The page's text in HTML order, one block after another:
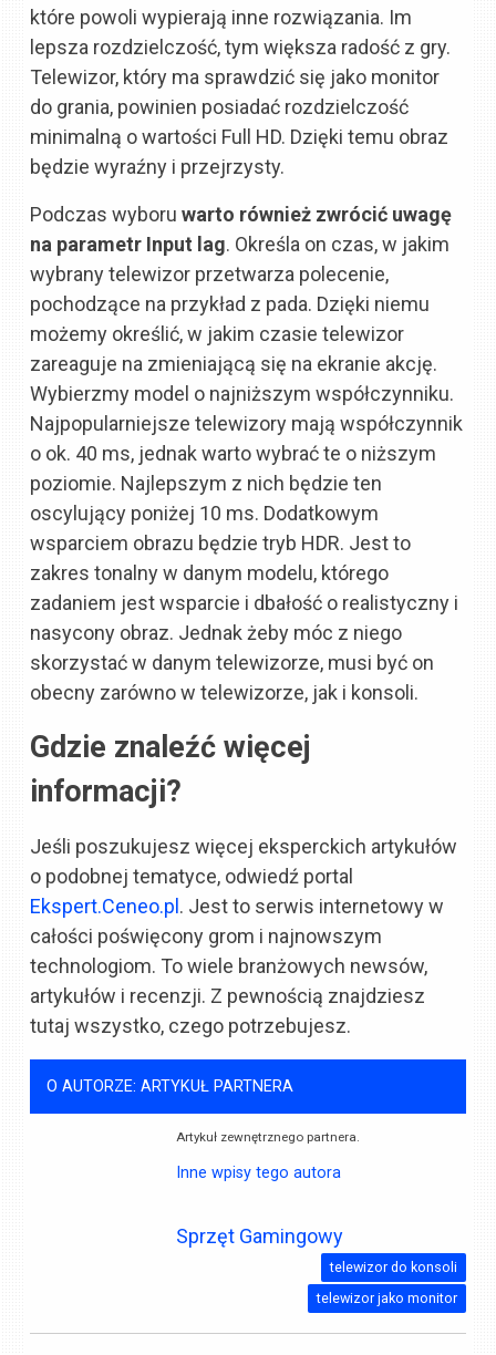
które powoli wypierają inne rozwiązania. Im
lepsza rozdzielczość, tym większa radość z gry.
Telewizor, który ma sprawdzić się jako monitor
do grania, powinien posiadać rozdzielczość
minimalną o wartości Full HD. Dzięki temu obraz
będzie wyraźny i przejrzysty.
Podczas wyboruwarto również zwrócić uwagę
na parametr Input lag. Określa on czas, w jakim
wybrany telewizor przetwarza polecenie,
pochodzące na przykład z pada. Dzięki niemu
możemy określić, w jakim czasie telewizor
zareaguje na zmieniającą się na ekranie akcję.
Wybierzmy model o najniższym współczynniku.
Najpopularniejsze telewizory mają współczynnik
o ok. 40 ms, jednak warto wybrać te o niższym
poziomie. Najlepszym z nich będzie ten
oscylujący poniżej 10 ms. Dodatkowym
wsparciem obrazu będzie tryb HDR. Jest to
zakres tonalny w danym modelu, którego
zadaniem jest wsparcie i dbałość o realistyczny i
nasycony obraz. Jednak żeby móc z niego
skorzystać w danym telewizorze, musi być on
obecny zarówno w telewizorze, jak i konsoli.
Gdzie znaleźć więcej
informacji?
Jeśli poszukujesz więcej eksperckich artykułów
o podobnej tematyce, odwiedź portal
Ekspert.Ceneo.pl . Jest to serwis internetowy w
całości poświęcony grom i najnowszym
technologiom. To wiele branżowych newsów,
artykułów i recenzji. Z pewnością znajdziesz
tutaj wszystko, czego potrzebujesz.
O AUTORZE: ARTYKUŁ PARTNERA
Artykuł zewnętrznego partnera.
Inne wpisy tego autora
Sprzęt Gamingowy
telewizor do konsoli
telewizor jako monitor